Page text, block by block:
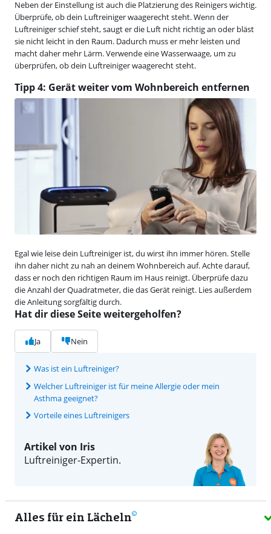
Neben der Einstellung ist auch die Platzierung des Reinigers wichtig.
Überprüfe, ob dein Luftreiniger waagerecht steht. Wenn der
Luftreiniger schief steht, saugt er die Luft nicht richtig an oder bläst
sie nicht leicht in den Raum. Dadurch muss er mehr leisten und
macht daher mehr Lärm. Verwende eine Wasserwaage, um zu
überprüfen, ob dein Luftreiniger waagerecht steht.
Tipp 4: Gerät weiter vom Wohnbereich entfernen
Egal wie leise dein Luftreiniger ist, du wirst ihn immer hören. Stelle
ihn daher nicht zu nah an deinem Wohnbereich auf. Achte darauf,
dass er noch den richtigen Raum im Haus reinigt. Überprüfe dazu
die Anzahl der Quadratmeter, die das Gerät reinigt. Lies außerdem
die Anleitung sorgfältig durch.
Hat dir diese Seite weitergeholfen?
Ja Nein
Was ist ein Luftreiniger?
Welcher Luftreiniger ist für meine Allergie oder mein
Asthma geeignet?
Vorteile eines Luftreinigers
Artikel von Iris
Luftreiniger-Expertin.
Alles für ein Lächeln 9